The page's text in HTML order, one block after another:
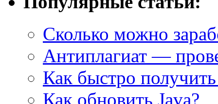
Сколько можно
Антиплагиат —
Как быстро
Как обновить Java?